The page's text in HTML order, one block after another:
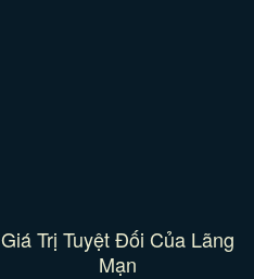
Giá Trị Tuyệt Đối Của Lãng
Mạn